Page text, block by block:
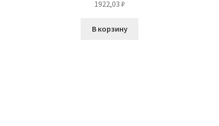
1922,03 ₽
В корзину